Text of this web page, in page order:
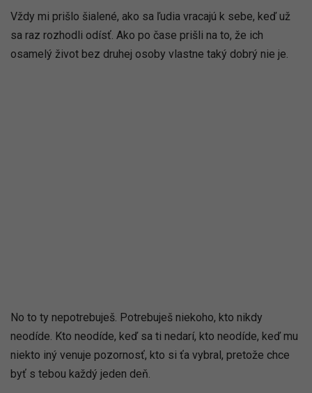
Vždy mi prišlo šialené, ako sa ľudia vracajú k sebe, keď už
sa raz rozhodli odísť. Ako po čase prišli na to, že ich
osamelý život bez druhej osoby vlastne taký dobrý nie je.
No to ty nepotrebuješ. Potrebuješ niekoho, kto nikdy
neodíde. Kto neodíde, keď sa ti nedarí, kto neodíde, keď mu
niekto iný venuje pozornosť, kto si ťa vybral, pretože chce
byť s tebou každý jeden deň.